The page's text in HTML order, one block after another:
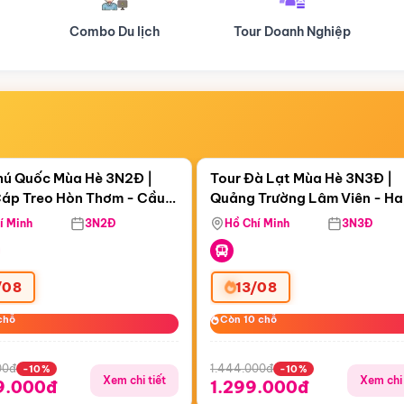
Tour Doanh Nghiệp Du lịch Hành Hương
12:44:54
Treo Hòn Thơm
Quốc Mùa Hè 3N2Đ |
Treo Hòn Thơm - Cầu
Viên Nước Aquatopia
Minh 3N2Đ
-10%
Xem chi tiết
Còn05 ngày 12:44:54
Tour Đà Lạt Mùa Hè 3N3Đ |
Quảng Trường Lâm Viên -
Hill - Puppy Farm
Hồ Chí Minh 3N3Đ
13/08
Còn 10 chỗ
Còn 10 chỗ
1.444.000đ -10%
1.299.000đ Xem